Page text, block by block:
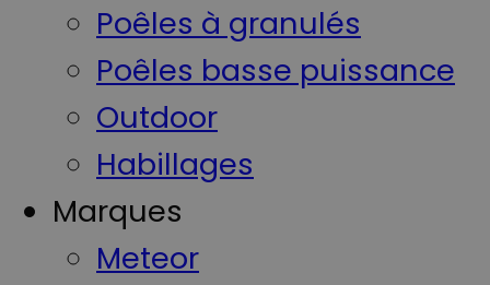
Poêles à granulés
Poêles basse puissance
Outdoor
Habillages
Marques
Meteor